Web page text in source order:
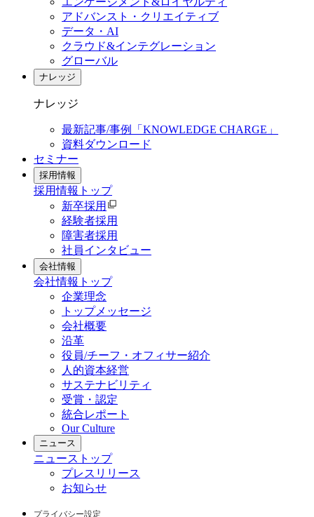
アドバンスト・クリエイティブ
データ・AI
クラウド&インテグレーション
グローバル
ナレッジ
ナレッジ
最新記事/事例「KNOWLEDGE CHARGE」
資料ダウンロード
セミナー
採用情報
採用情報 トップ
新卒採用
経験者採用
障害者採用
社員インタビュー
会社情報
会社情報 トップ
企業理念
トップメッセージ
会社概要
沿革
役員/チーフ・オフィサー紹介
人的資本経営
サステナビリティ
受賞・認定
統合レポート
Our Culture
ニュース
ニュース トップ
プレスリリース
お知らせ
プライバシー設定